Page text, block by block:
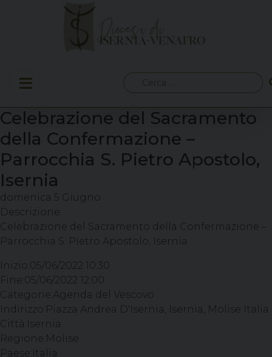
per:
Celebrazione del Sacramento
della Confermazione –
Parrocchia S. Pietro Apostolo,
Isernia
domenica 5 Giugno
Descrizione:
Celebrazione del Sacramento della Confermazione –
Parrocchia S. Pietro Apostolo, Isernia
Inizio: 05/06/2022 10:30
Fine: 05/06/2022 12:00
Categorie: Agenda del Vescovo
Indirizzo: Piazza Andrea D'Isernia, Isernia, Molise Italia
Città: Isernia
Regione: Molise
Paese: Italia